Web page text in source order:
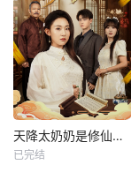
天降太奶奶是修仙老祖
已完结